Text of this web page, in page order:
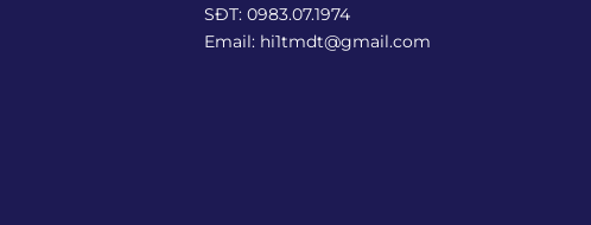
SĐT: 0983.07.1974
Email: hi1tmdt@gmail.com